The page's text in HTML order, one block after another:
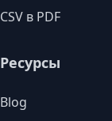
CSV в PDF
Ресурсы
Blog